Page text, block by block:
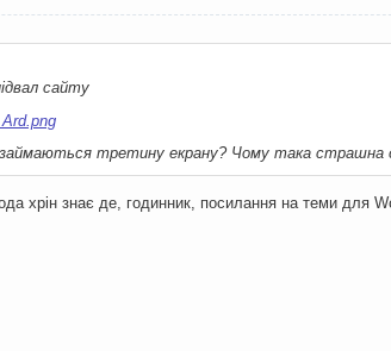
сайту
третину екрану? Чому така страшна
хрін знає де, годинник, посилання на теми для